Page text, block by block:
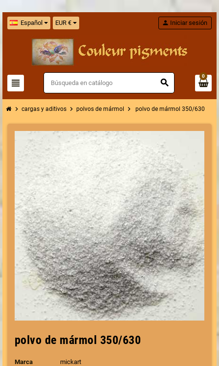
Español EUR €
view_headline search
person Iniciar sesión
0
chevron_right cargas y aditivos chevron_right polvos de mármol chevron_right polvo de mármol 350/630
polvo de mármol 350/630
Marca
mickart